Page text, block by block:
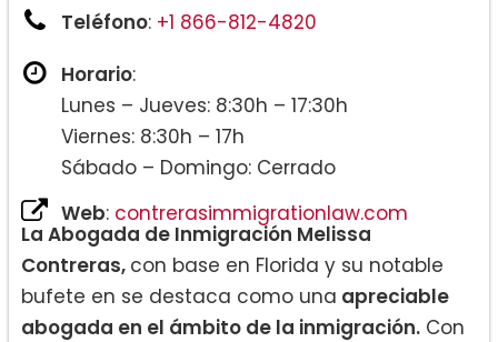
Teléfono: +1 866-812-4820
Horario:
Lunes – Jueves: 8:30h – 17:30h
Viernes: 8:30h – 17h
Sábado – Domingo: Cerrado
Web: contrerasimmigrationlaw.com
La Abogada de Inmigración Melissa
Contreras, con base en Florida y su notable
bufete en se destaca como una apreciable
abogada en el ámbito de la inmigración. Con